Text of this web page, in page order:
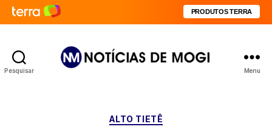
PRODUTOS TERRA
Pesquisar Menu
Categorias
ALTO TIETÊ